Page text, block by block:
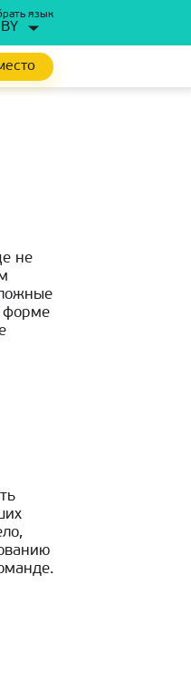
язык
BY
не
форме